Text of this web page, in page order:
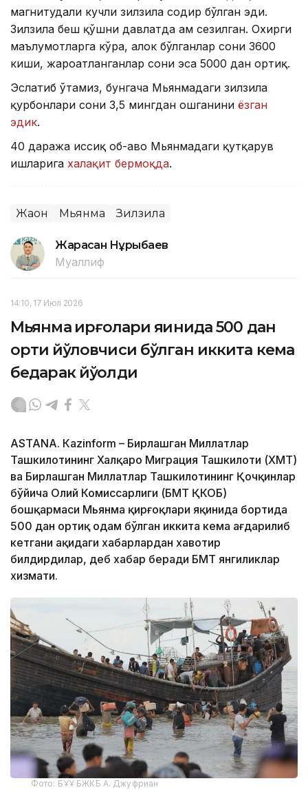
магнитудали кучли зилзила содир бўлган эди.
Зилзила беш қўшни давлатда ҳам сезилган. Охирги
маълумотларга кўра, ҳалок бўлганлар сони 3600
киши, жароҳатланганлар сони эса 5000 дан ортиқ.
Эслатиб ўтамиз, бунгача Мьянмадаги зилзила
қурбонлари сони 3,5 мингдан ошганини ёзган
эдик.
40 даража иссиқ об-ҳаво Мьянмадаги қутқарув
ишларига халақит бермоқда.
Жаҳон Мьянма Зилзила
Жарасқан Нұрыбаев
Муаллиф
14:10, 17 Июл 2026
Мьянма қирғоқлари яқинида 500 дан
ортиқ йўловчиси бўлган иккита кема
бедарак йўқолди
ASTANА. Каzinform – Бирлашган Миллатлар
Ташкилотининг Халқаро Миграция Ташкилоти (ХМТ)
ва Бирлашган Миллатлар Ташкилотининг Қочқинлар
бўйича Олий Комиссарлиги (БМТ ҚКОБ)
бошқармаси Мьянма қирғоқлари яқинида бортида
500 дан ортиқ одам бўлган иккита кема ағдарилиб
кетгани ҳақидаги хабарлардан хавотир
билдирдилар, деб хабар беради БМТ янгиликлар
хизмати.
Фото: БҰҰ БЖКБ А. Джуфриан